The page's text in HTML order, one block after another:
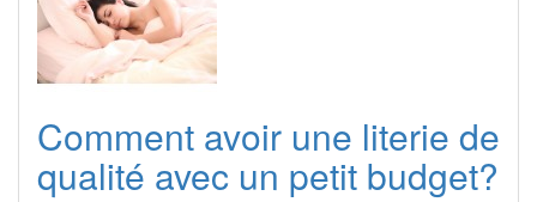
Comment avoir une literie de
qualité avec un petit budget?